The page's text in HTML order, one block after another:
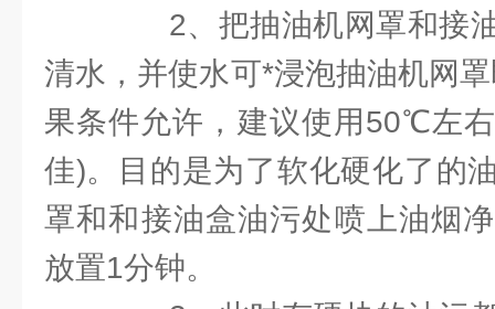
2、把抽油机网罩和接油
清水，并使水可*浸泡抽油机网
果条件允许，建议使用50℃左
佳)。目的是为了软化硬化了的
罩和和接油盒油污处喷上油烟
放置1分钟。